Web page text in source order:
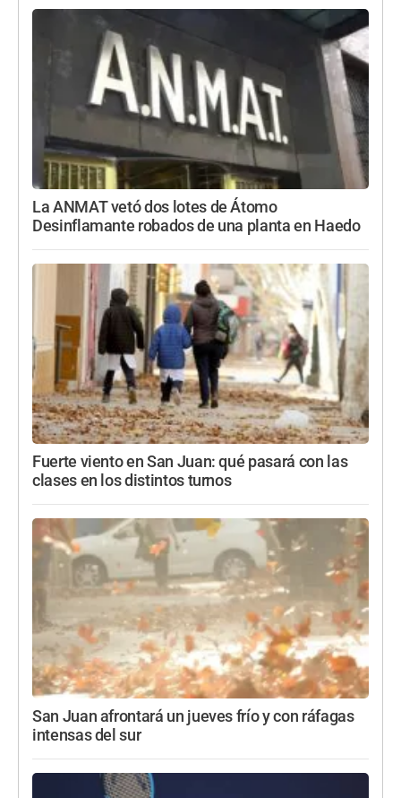
La ANMAT vetó dos lotes de Átomo
Desinflamante robados de una planta en Haedo
Fuerte viento en San Juan: qué pasará con las
clases en los distintos turnos
San Juan afrontará un jueves frío y con ráfagas
intensas del sur